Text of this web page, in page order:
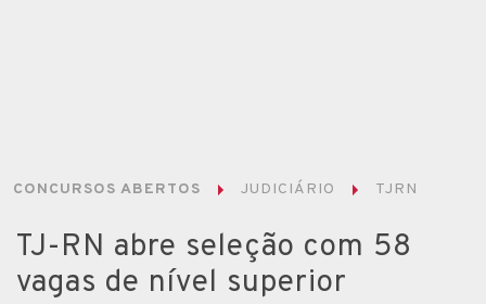
CONCURSOS ABERTOS JUDICIÁRIO TJRN
TJ-RN abre seleção com 58
vagas de nível superior